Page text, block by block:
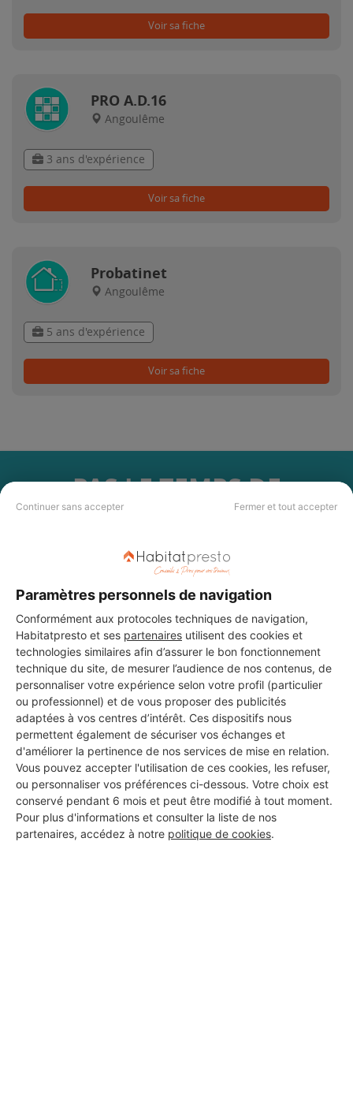
Continuer sans accepter Fermer et tout accepter
Paramètres personnels de navigation
Conformément aux protocoles techniques de navigation,
Habitatpresto et ses partenaires utilisent des cookies et
technologies similaires afin d’assurer le bon fonctionnement
technique du site, de mesurer l’audience de nos contenus, de
personnaliser votre expérience selon votre profil (particulier
ou professionnel) et de vous proposer des publicités
adaptées à vos centres d’intérêt. Ces dispositifs nous
permettent également de sécuriser vos échanges et
d'améliorer la pertinence de nos services de mise en relation.
Vous pouvez accepter l'utilisation de ces cookies, les refuser,
ou personnaliser vos préférences ci-dessous. Votre choix est
conservé pendant 6 mois et peut être modifié à tout moment.
Pour plus d'informations et consulter la liste de nos
partenaires, accédez à notre politique de cookies.
Voir sa fiche
PRO A.D.16
Angoulême
3 ans d'expérience
Voir sa fiche
Probatinet
Angoulême
5 ans d'expérience
Voir sa fiche
PAS LE TEMPS DE
CHERCHER ?
Vous souhaitez réaliser des travaux et ne savez quel professionnel
choisir ? Demandez des devis travauxauprès de notre réseau de 5 000
DEMANDER UN DEVIS